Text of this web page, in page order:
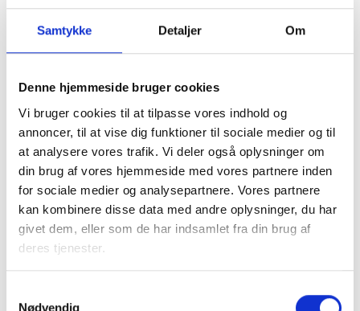
Samtykke Detaljer Om
Denne hjemmeside bruger cookies
Vi bruger cookies til at tilpasse vores indhold og
annoncer, til at vise dig funktioner til sociale medier og til
at analysere vores trafik. Vi deler også oplysninger om
din brug af vores hjemmeside med vores partnere inden
for sociale medier og analysepartnere. Vores partnere
kan kombinere disse data med andre oplysninger, du har
givet dem, eller som de har indsamlet fra din brug af
deres tjenester.
Nødvendig
Hent analysen her
Aldersgrænse i ghettokriteriet for uddannelse
Note: Aldersfordelingen efter, hvornår en 30 årig i dag har
Kilde: BL's egne beregninger pba. Danmarks Statistiks
registerdata.
BL har i anden analyse desuden vist, at udeladelsen af
medbragte uddannelser også har betydning for, hvorvidt et
boligområde er på ghettolisten. Læs analysen